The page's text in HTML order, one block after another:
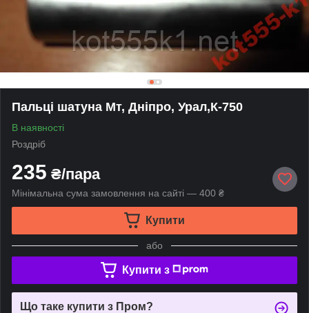
Пальці шатуна Мт, Дніпро, Урал,К-750
В наявності
Роздріб
235 ₴/пара
Мінімальна сума замовлення на сайті — 400 ₴
Купити
або
Купити з
Що таке купити з Пром?